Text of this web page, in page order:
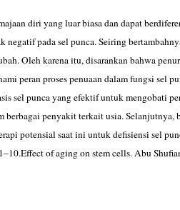
diri yang luar biasa dan dapat
negatif pada sel punca. Seiring
Oleh karena itu, disarankan bahwa
peran proses penuaan dalam fungsi
sel punca yang efektif untuk mengobati
berbagai penyakit terkait usia.
potensial saat ini untuk defisiensi sel
of aging on stem cells. Abu